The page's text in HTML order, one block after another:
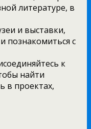
литературе, в
и выставки,
познакомиться с
к
найти
в проектах,